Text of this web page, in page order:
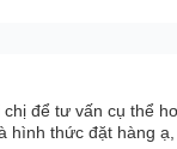
3 lựa chọn tốc
năng, do
của máy hút
để tư vấn cụ thể
hình thức đặt hàng